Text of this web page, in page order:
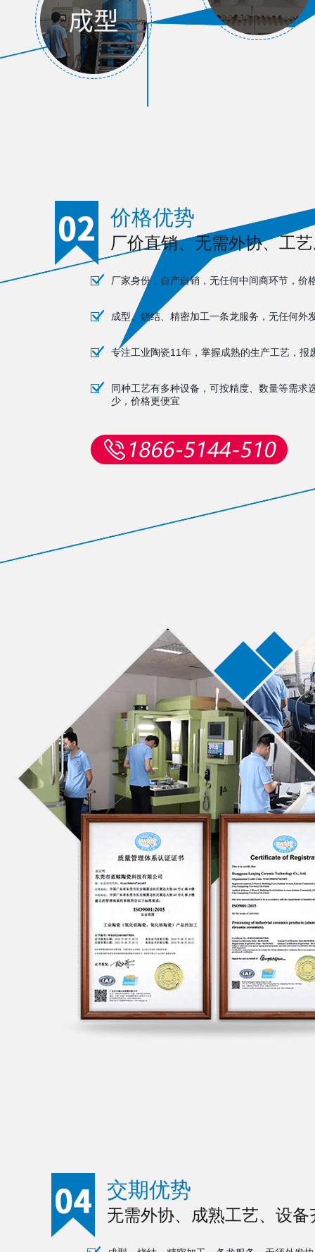
价格优势
厂价直销、无需外协、工
厂家身份，自产自销，无任何中间商环节，价
成型、烧结、精密加工一条龙服务，无任何外
专注工业陶瓷11年，掌握成熟的生产工艺，报
同种工艺有多种设备，可按精度、数量等需求
少，价格更便宜
交期优势
无需外协、成熟工艺、设